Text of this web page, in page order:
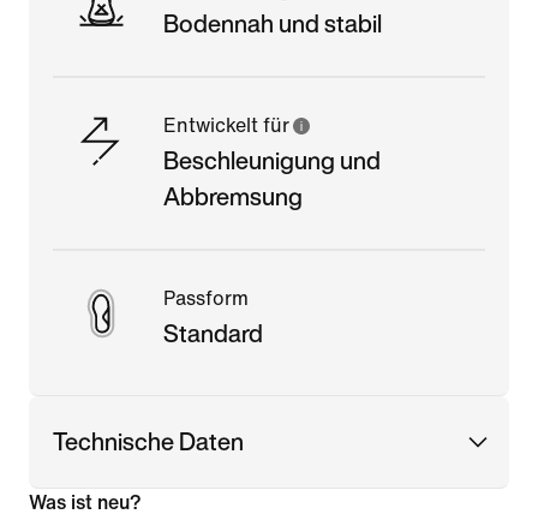
Bodennah und stabil
Entwickelt für
Beschleunigung und
Abbremsung
Passform
Standard
Technische Daten
Was ist neu?